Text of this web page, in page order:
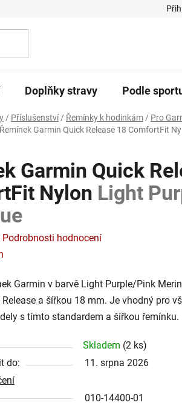
Doplňky stravy Podle
/ Příslušenství / Řemínky k hodinkám / Pro
Řemínek Garmin Quick Release 18 ComfortFit
Garmin Quick
Nylon Light
Podrobnosti hodnocení
Garmin v barvě Light Purple/Pink
a šířkou 18 mm. Je vhodný pro
s tímto standardem a šířkou řemínku.
Skladem (2 ks)
do:
11. srpna 2026
010-14400-01